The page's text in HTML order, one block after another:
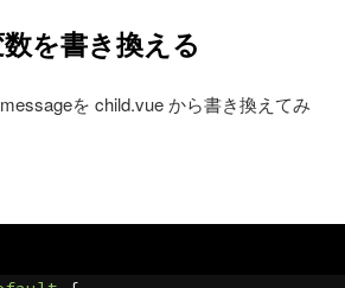
を書き換える
を child.vue から書き換えてみ